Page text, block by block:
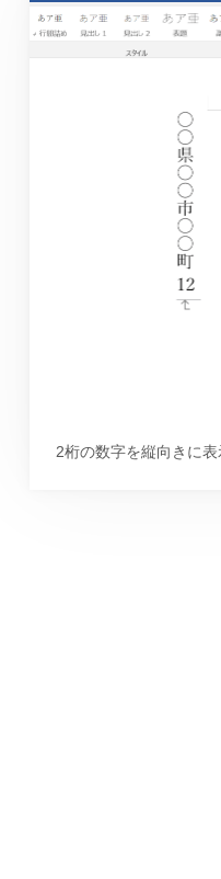
2桁の数字を縦向きに表